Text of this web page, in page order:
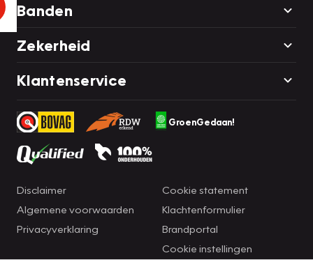
Banden
Zekerheid
Klantenservice
GroenGedaan!
Disclaimer
Algemene voorwaarden
Privacyverklaring
Cookie statement
Klachtenformulier
Brandportal
Cookie instellingen